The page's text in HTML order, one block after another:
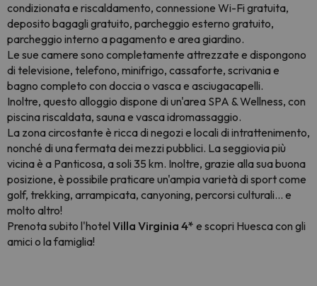
condizionata e riscaldamento, connessione Wi-Fi gratuita,
deposito bagagli gratuito, parcheggio esterno gratuito,
parcheggio interno a pagamento e area giardino.
Le sue camere sono completamente attrezzate e dispongono
di televisione, telefono, minifrigo, cassaforte, scrivania e
bagno completo con doccia o vasca e asciugacapelli.
Inoltre, questo alloggio dispone di un'area SPA & Wellness, con
piscina riscaldata, sauna e vasca idromassaggio.
La zona circostante è ricca di negozi e locali di intrattenimento,
nonché di una fermata dei mezzi pubblici. La seggiovia più
vicina è a Panticosa, a soli 35 km. Inoltre, grazie alla sua buona
posizione, è possibile praticare un'ampia varietà di sport come
golf, trekking, arrampicata, canyoning, percorsi culturali... e
molto altro!
Prenota subito l'hotel Villa Virginia 4* e scopri Huesca con gli
amici o la famiglia!